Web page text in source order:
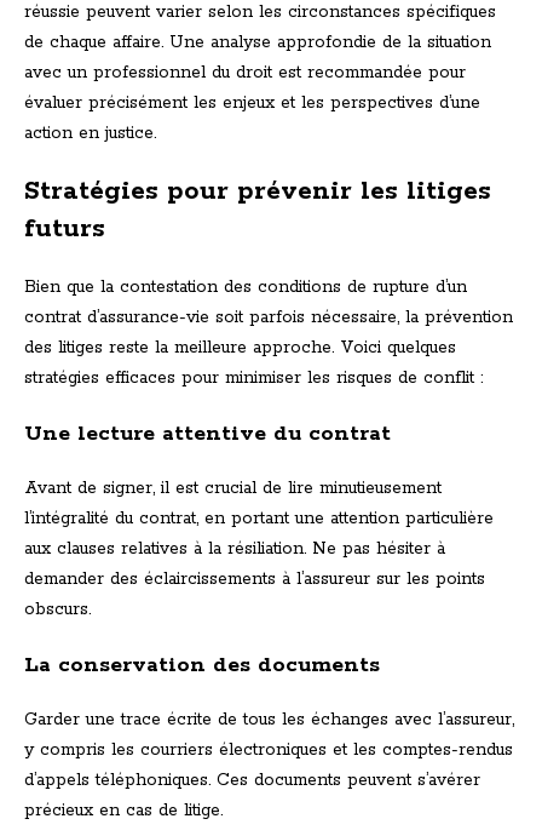
réussie peuvent varier selon les circonstances spécifiques
de chaque affaire. Une analyse approfondie de la situation
avec un professionnel du droit est recommandée pour
évaluer précisément les enjeux et les perspectives d’une
action en justice.
Stratégies pour prévenir les litiges
futurs
Bien que la contestation des conditions de rupture d’un
contrat d’assurance-vie soit parfois nécessaire, la prévention
des litiges reste la meilleure approche. Voici quelques
stratégies efficaces pour minimiser les risques de conflit :
Une lecture attentive du contrat
Avant de signer, il est crucial de lire minutieusement
l’intégralité du contrat, en portant une attention particulière
aux clauses relatives à la résiliation. Ne pas hésiter à
demander des éclaircissements à l’assureur sur les points
obscurs.
La conservation des documents
Garder une trace écrite de tous les échanges avec l’assureur,
y compris les courriers électroniques et les comptes-rendus
d’appels téléphoniques. Ces documents peuvent s’avérer
précieux en cas de litige.